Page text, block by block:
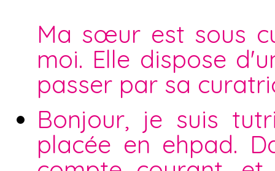
Ma sœur est sous
moi. Elle dispose
passer par sa
Bonjour, je suis
placée en ehpad.